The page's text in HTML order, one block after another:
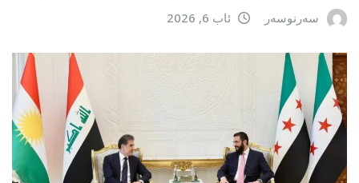
سەرنوسەر ئاب 6, 2026